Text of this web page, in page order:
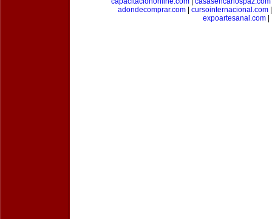
adondecomprar.com| cursointernacional.com
expoartesanal.com